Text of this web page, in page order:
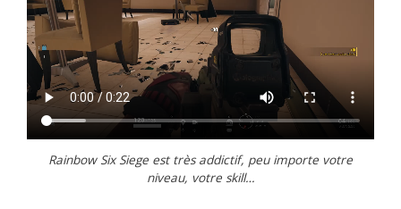
Rainbow Six Siege est très addictif, peu importe votre
niveau, votre skill…